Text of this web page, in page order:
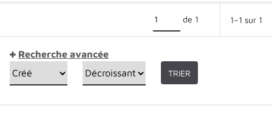
de 1 1–1 sur 1
Recherche avancée
TRIER